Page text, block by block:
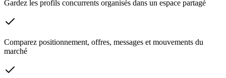
Gardez les profils concurrents organisés dans un espace partagé
Comparez positionnement, offres, messages et mouvements du
marché